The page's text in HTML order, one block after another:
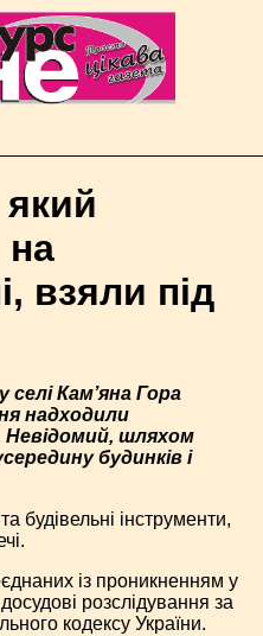
на
взяли під
селі Кам’яна Гора
надходили
Невідомий, шляхом
будинків і
будівельні інструменти,
із проникненням у
розслідування за
кодексу України.